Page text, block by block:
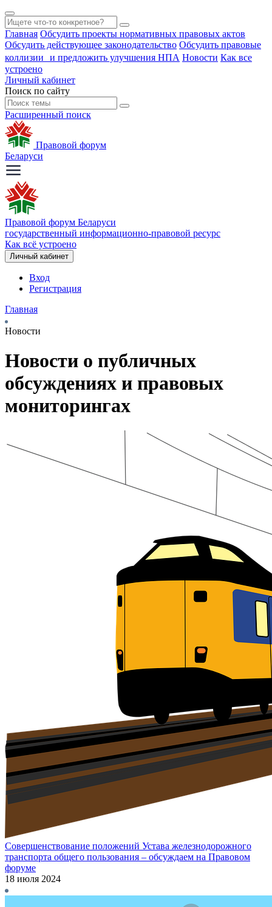
Главная Обсудить проекты нормативных правовых актов
Обсудить действующее законодательство Обсудить правовые
коллизии и предложить улучшения НПА Новости Как все
устроено
Личный кабинет
Поиск по сайту
Расширенный поиск
Правовой форум
Беларуси
Правовой форум Беларуси
государственный информационно-правовой ресурс
Как всё устроено
Личный кабинет
Вход
Регистрация
Главная
Новости
Новости о публичных
обсуждениях и правовых
мониторингах
Совершенствование положений Устава железнодорожного
транспорта общего пользования – обсуждаем на Правовом
форуме
18 июля 2024